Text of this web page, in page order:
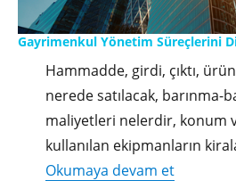
Gayrimenkul Yönetim Süreçlerini
Hammadde, girdi, çıktı,
nerede satılacak, barınma-
maliyetleri nelerdir, konum
kullanılan ekipmanların
Okumaya devam et